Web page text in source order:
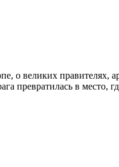
о великих правителях,
превратилась в место,